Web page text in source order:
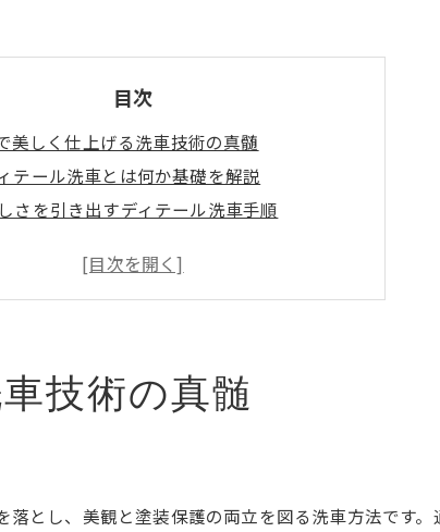
目次
美しく仕上げる洗車技術の真髄
テール洗車とは何か基礎を解説
さを引き出すディテール洗車手順
馬で実践！洗車道具と選び方の違い
いによるディテール洗車の魅力とは
県で使える洗車場と手洗いの特徴比較
い洗車で塗装を守るための注意点
技術の真髄
とし、美観と塗装保護の両立を図る洗車方法です